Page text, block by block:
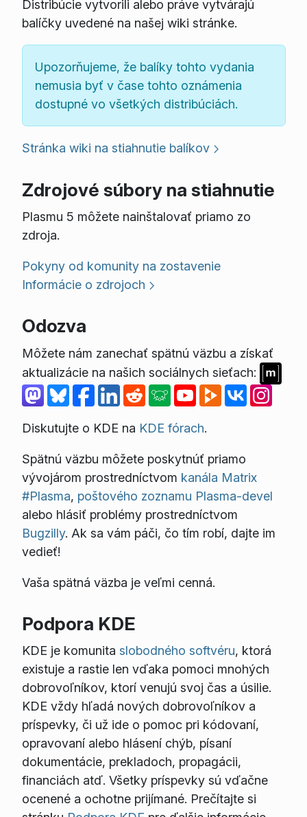
Distribúcie vytvorili alebo práve vytvárajú
balíčky uvedené na našej wiki stránke.
Upozorňujeme, že balíky tohto vydania
nemusia byť v čase tohto oznámenia
dostupné vo všetkých distribúciách.
Stránka wiki na stiahnutie balíkov
Zdrojové súbory na stiahnutie
Plasmu 5 môžete nainštalovať priamo zo
zdroja.
Pokyny od komunity na zostavenie
Informácie o zdrojoch
Odozva
Môžete nám zanechať spätnú väzbu a získať
aktualizácie na našich sociálnych sieťach:
Diskutujte o KDE na KDE fórach.
Spätnú väzbu môžete poskytnúť priamo
vývojárom prostredníctvom kanála Matrix
#Plasma, poštového zoznamu Plasma-devel
alebo hlásiť problémy prostredníctvom
Bugzilly. Ak sa vám páči, čo tím robí, dajte im
vedieť!
Vaša spätná väzba je veľmi cenná.
Podpora KDE
KDE je komunita slobodného softvéru, ktorá
existuje a rastie len vďaka pomoci mnohých
dobrovoľníkov, ktorí venujú svoj čas a úsilie.
KDE vždy hľadá nových dobrovoľníkov a
príspevky, či už ide o pomoc pri kódovaní,
opravovaní alebo hlásení chýb, písaní
dokumentácie, prekladoch, propagácii,
financiách atď. Všetky príspevky sú vďačne
ocenené a ochotne prijímané. Prečítajte si